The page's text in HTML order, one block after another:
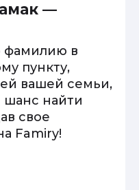
—
фамилию в
пункту,
вашей семьи,
шанс найти
свое
Famiry!